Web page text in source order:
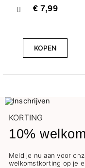
Vorige€ 7,99
KOPEN
KORTING
10%
Meld je nu aan voor
welkomstkorting op je